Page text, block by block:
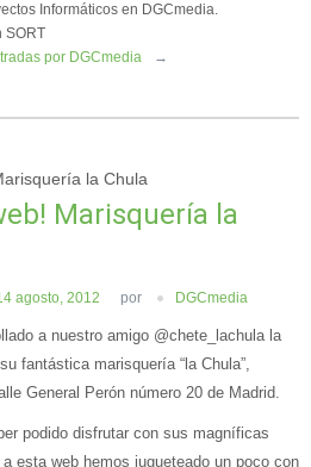
Informáticos en DGCmedia.
SORT
por DGCmedia
→
la Chula
Marisquería la
agosto, 2012 por DGCmedia
a nuestro amigo @chete_lachula la
fantástica marisquería “la Chula”,
General Perón número 20 de Madrid.
podido disfrutar con sus magníficas
esta web hemos jugueteado un poco con